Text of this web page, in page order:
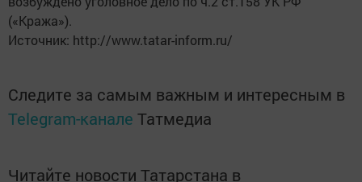
(«Кража»).
Источник: http://www.tatar-inform.ru/
Следите за самым важным и интересным в
Telegram-канале Татмедиа
Читайте новости Татарстана в